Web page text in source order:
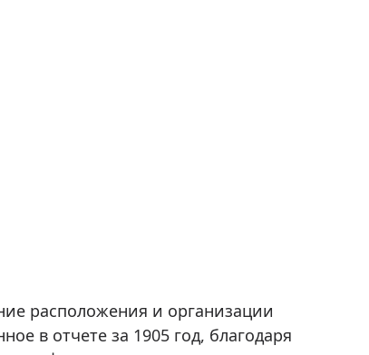
расположения и организации
в отчете за 1905 год, благодаря